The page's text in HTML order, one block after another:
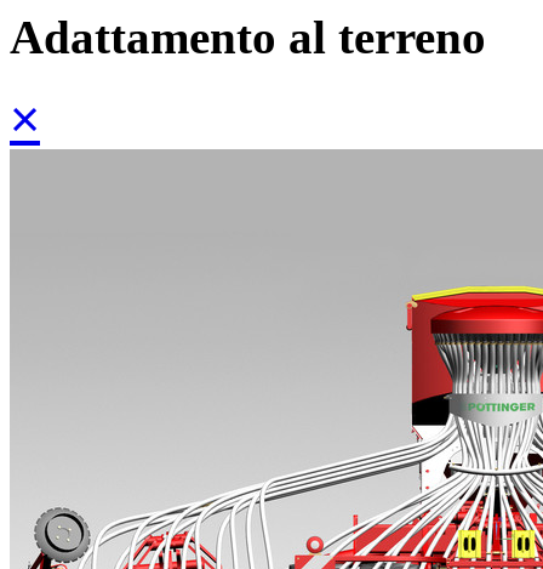
Adattamento al terreno
×